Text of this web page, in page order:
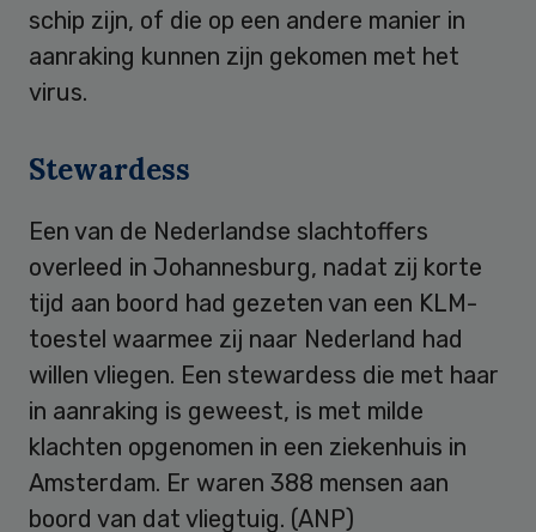
schip zijn, of die op een andere manier in
aanraking kunnen zijn gekomen met het
virus.
Stewardess
Een van de Nederlandse slachtoffers
overleed in Johannesburg, nadat zij korte
tijd aan boord had gezeten van een KLM-
toestel waarmee zij naar Nederland had
willen vliegen. Een stewardess die met haar
in aanraking is geweest, is met milde
klachten opgenomen in een ziekenhuis in
Amsterdam. Er waren 388 mensen aan
boord van dat vliegtuig. (ANP)